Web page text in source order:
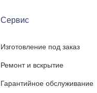
Сервис
Изготовление под заказ
Ремонт и вскрытие
Гарантийное обслуживание